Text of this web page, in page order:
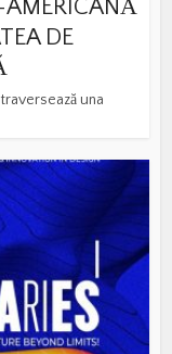
AMERICANĂ
DE
una